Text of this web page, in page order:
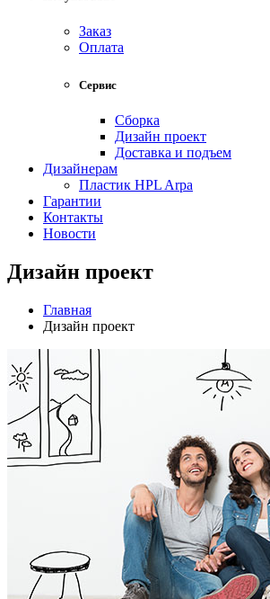
Заказ
Оплата
Сервис
Сборка
Дизайн проект
Доставка и подъем
Дизайнерам
Пластик HPL Arpa
Гарантии
Контакты
Новости
Дизайн проект
Главная
Дизайн проект